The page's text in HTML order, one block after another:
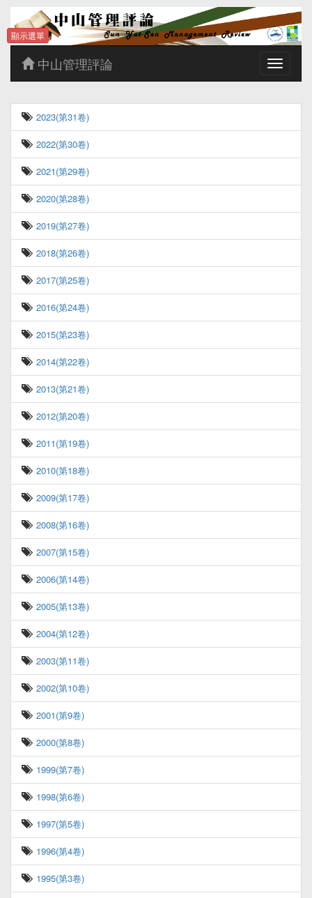
Toggle
中山管理評論
2023(第31卷)
2022(第30卷)
2021(第29卷)
2020(第28卷)
2019(第27卷)
2018(第26卷)
2017(第25卷)
2016(第24卷)
2015(第23卷)
2014(第22卷)
2013(第21卷)
2012(第20卷)
2011(第19卷)
2010(第18卷)
2009(第17卷)
2008(第16卷)
2007(第15卷)
2006(第14卷)
2005(第13卷)
2004(第12卷)
2003(第11卷)
2002(第10卷)
2001(第9卷)
2000(第8卷)
1999(第7卷)
1998(第6卷)
1997(第5卷)
1996(第4卷)
1995(第3卷)
顯示選單